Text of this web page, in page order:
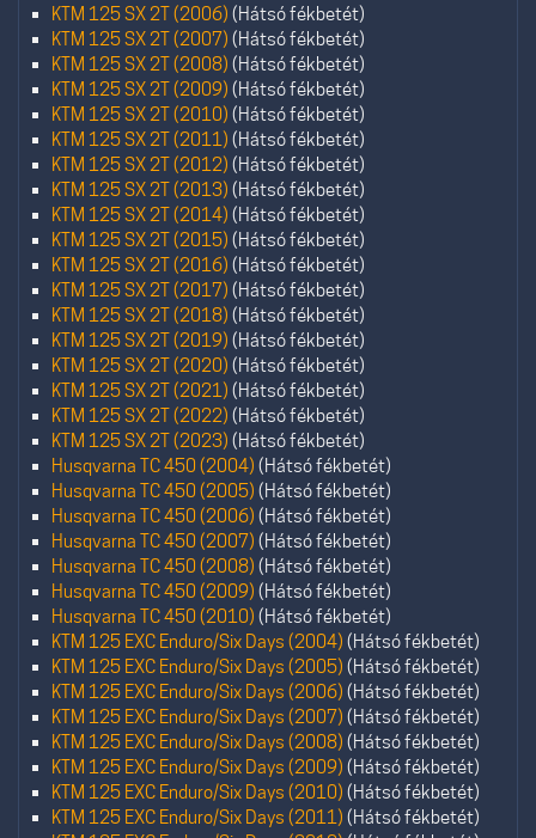
KTM 125 SX 2T (2006) (Hátsó fékbetét)
KTM 125 SX 2T (2007) (Hátsó fékbetét)
KTM 125 SX 2T (2008) (Hátsó fékbetét)
KTM 125 SX 2T (2009) (Hátsó fékbetét)
KTM 125 SX 2T (2010) (Hátsó fékbetét)
KTM 125 SX 2T (2011) (Hátsó fékbetét)
KTM 125 SX 2T (2012) (Hátsó fékbetét)
KTM 125 SX 2T (2013) (Hátsó fékbetét)
KTM 125 SX 2T (2014) (Hátsó fékbetét)
KTM 125 SX 2T (2015) (Hátsó fékbetét)
KTM 125 SX 2T (2016) (Hátsó fékbetét)
KTM 125 SX 2T (2017) (Hátsó fékbetét)
KTM 125 SX 2T (2018) (Hátsó fékbetét)
KTM 125 SX 2T (2019) (Hátsó fékbetét)
KTM 125 SX 2T (2020) (Hátsó fékbetét)
KTM 125 SX 2T (2021) (Hátsó fékbetét)
KTM 125 SX 2T (2022) (Hátsó fékbetét)
KTM 125 SX 2T (2023) (Hátsó fékbetét)
Husqvarna TC 450 (2004) (Hátsó fékbetét)
Husqvarna TC 450 (2005) (Hátsó fékbetét)
Husqvarna TC 450 (2006) (Hátsó fékbetét)
Husqvarna TC 450 (2007) (Hátsó fékbetét)
Husqvarna TC 450 (2008) (Hátsó fékbetét)
Husqvarna TC 450 (2009) (Hátsó fékbetét)
Husqvarna TC 450 (2010) (Hátsó fékbetét)
KTM 125 EXC Enduro/Six Days (2004) (Hátsó fékbetét)
KTM 125 EXC Enduro/Six Days (2005) (Hátsó fékbetét)
KTM 125 EXC Enduro/Six Days (2006) (Hátsó fékbetét)
KTM 125 EXC Enduro/Six Days (2007) (Hátsó fékbetét)
KTM 125 EXC Enduro/Six Days (2008) (Hátsó fékbetét)
KTM 125 EXC Enduro/Six Days (2009) (Hátsó fékbetét)
KTM 125 EXC Enduro/Six Days (2010) (Hátsó fékbetét)
KTM 125 EXC Enduro/Six Days (2011) (Hátsó fékbetét)